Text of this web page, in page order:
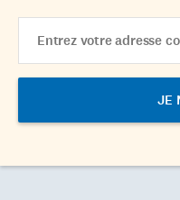
Address